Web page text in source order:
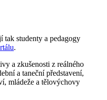
tak studenty a pedagogy
.
a zkušenosti z reálného
a taneční představení,
mládeže a tělovýchovy